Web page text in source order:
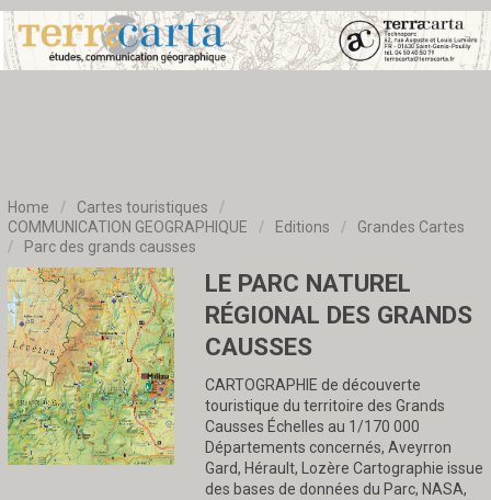
Home / Cartes touristiques
/
COMMUNICATION GEOGRAPHIQUE
/ Editions /
Grandes Cartes
/
Parc des grands causses
LE PARC NATUREL
RÉGIONAL DES GRANDS
CAUSSES
CARTOGRAPHIE de découverte
touristique du territoire des Grands
Causses Échelles au 1/170 000
Départements concernés, Aveyrron
Gard, Hérault, Lozère Cartographie issue
des bases de données du Parc, NASA,